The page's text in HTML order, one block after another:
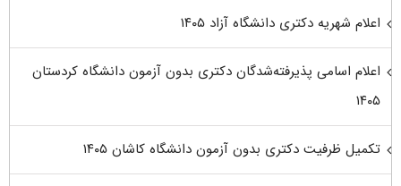
اعلام شهریه دکتری دانشگاه آزاد ۱۴۰۵
اعلام اسامی پذیرفته‌شدگان دکتری بدون آزمون دانشگاه کردستان
۱۴۰۵
تکمیل ظرفیت دکتری بدون آزمون دانشگاه کاشان ۱۴۰۵